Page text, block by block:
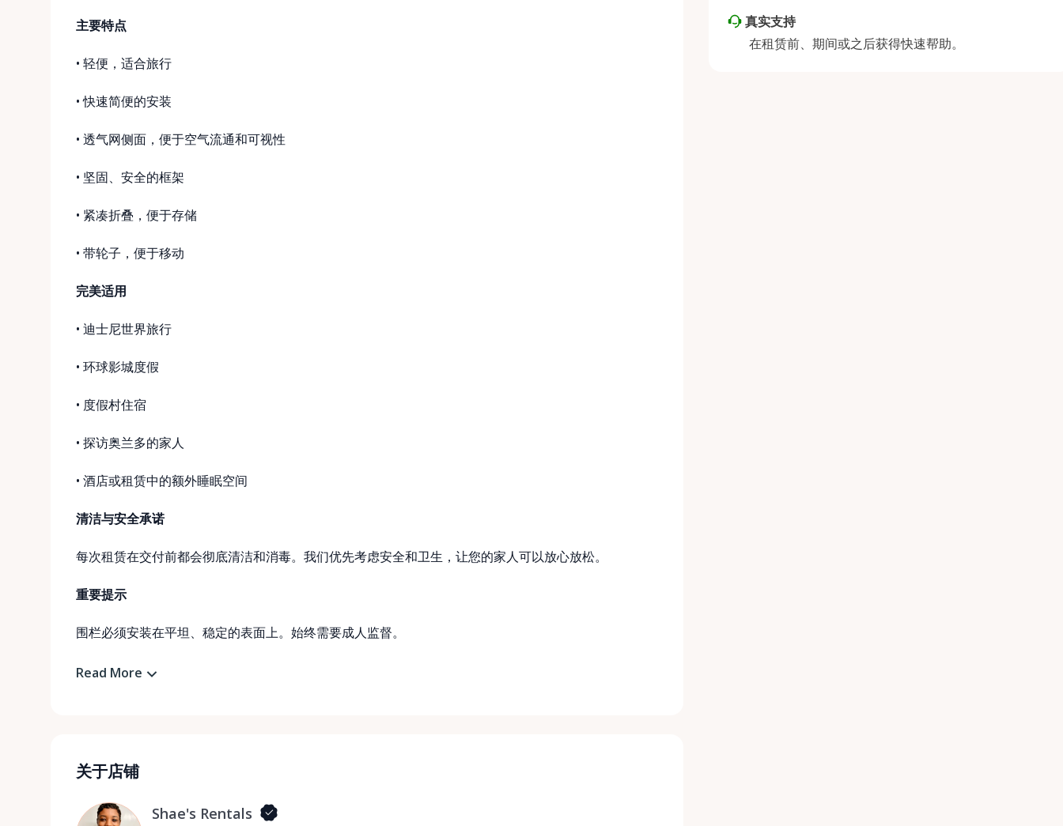
主要特点
• 轻便，适合旅行
• 快速简便的安装
• 透气网侧面，便于空气流通和可视性
• 坚固、安全的框架
• 紧凑折叠，便于存储
• 带轮子，便于移动
完美适用
• 迪士尼世界旅行
• 环球影城度假
• 度假村住宿
• 探访奥兰多的家人
• 酒店或租赁中的额外睡眠空间
清洁与安全承诺
每次租赁在交付前都会彻底清洁和消毒。我们优先考虑安全和卫生，让您的家人可以放心放松。
重要提示
围栏必须安装在平坦、稳定的表面上。始终需要成人监督。
Read More
关于店铺
Shae's Rentals
真实支持
在租赁前、期间或之后获得快速帮助。